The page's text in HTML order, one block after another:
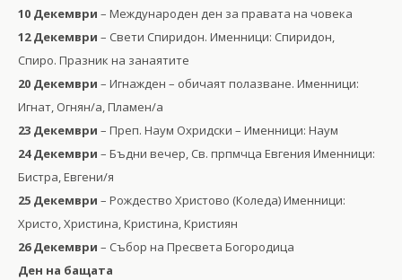
10 Декември – Международен ден за правата на човека
12 Декември – Свети Спиридон. Именници: Спиридон,
Спиро. Празник на занаятите
20 Декември – Игнажден – обичаят полазване. Именници:
Игнат, Огнян/а, Пламен/а
23 Декември – Преп. Наум Охридски – Именници: Наум
24 Декември – Бъдни вечер, Св. прпмчца Евгения Именници:
Бистра, Евгени/я
25 Декември – Рождество Христово (Коледа) Именници:
Христо, Христина, Кристина, Кристиян
26 Декември – Събор на Пресвета Богородица
Ден на бащата